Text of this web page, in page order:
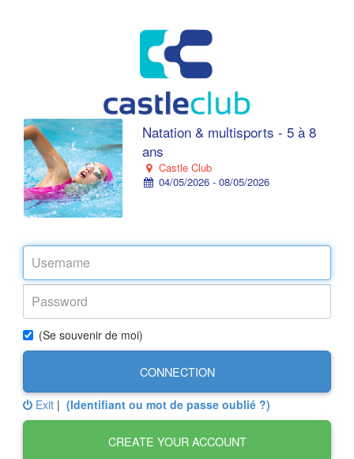
Natation & multisports - 5 à 8
ans
Castle Club
04/05/2026 - 08/05/2026
(Se souvenir de moi)
CONNECTION
Exit | (Identifiant ou mot de passe oublié ?)
CREATE YOUR ACCOUNT